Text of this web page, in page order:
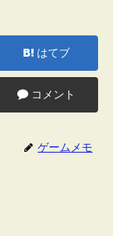
はてブ
コメント
ゲームメモ